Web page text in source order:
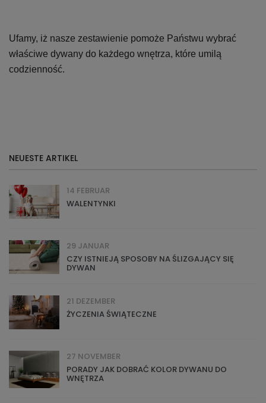
Ufamy, iż nasze zestawienie pomoże Państwu wybrać
właściwe dywany do każdego wnętrza, które umilą
codzienność.
NEUESTE ARTIKEL
14 FEBRUAR
WALENTYNKI
29 JANUAR
CZY ISTNIEJĄ SPOSOBY NA ŚLIZGAJĄCY SIĘ
DYWAN
21 DEZEMBER
ŻYCZENIA ŚWIĄTECZNE
27 NOVEMBER
PORADY JAK DOBRAĆ KOLOR DYWANU DO
WNĘTRZA